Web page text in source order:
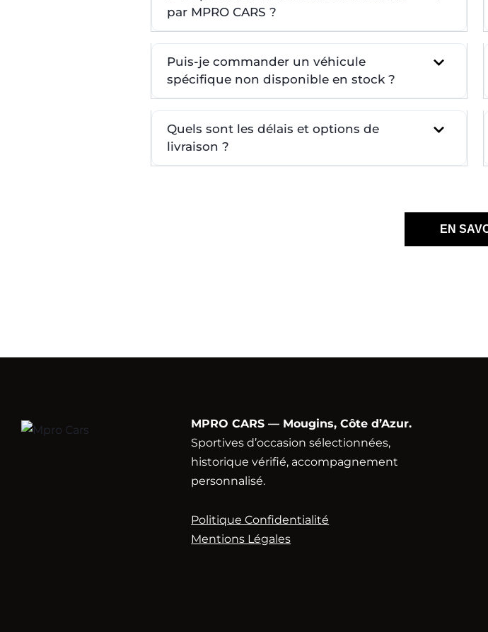
par MPRO CARS ?
Puis-je commander un véhicule
spécifique non disponible en stock ?
Quels sont les délais et options de
livraison ?
EN
MPRO CARS — Mougins, Côte d’Azur.
Sportives d’occasion sélectionnées,
historique vérifié, accompagnement
personnalisé.
Politique Confidentialité
Mentions Légales